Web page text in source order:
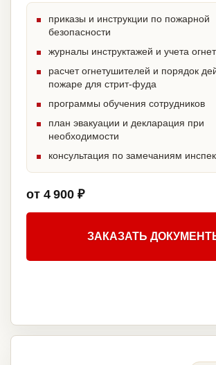
приказы и инструкции по пожарной
безопасности
журналы инструктажей и учета
расчет огнетушителей и порядок
пожаре для стрит-фуда
программы обучения сотрудников
план эвакуации и декларация при
необходимости
консультация по замечаниям
от 4 900 ₽
ЗАКАЗАТЬ